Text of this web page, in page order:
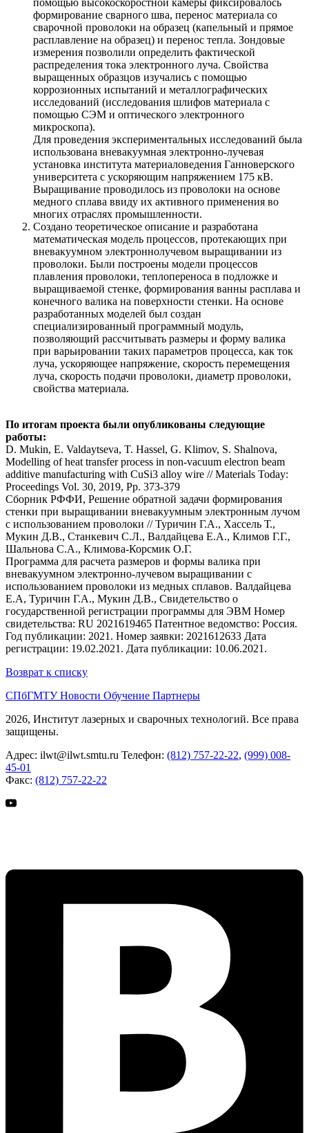
формирование сварного шва, перенос материала со
сварочной проволоки на образец (капельный и прямое
расплавление на образец) и перенос тепла. Зондовые
измерения позволили определить фактической
распределения тока электронного луча. Свойства
выращенных образцов изучались с помощью
коррозионных испытаний и металлографических
исследований (исследования шлифов материала с
помощью СЭМ и оптического электронного
микроскопа).
Для проведения экспериментальных исследований была
использована вневакуумная электронно-лучевая
установка института материаловедения Ганноверского
университета с ускоряющим напряжением 175 кВ.
Выращивание проводилось из проволоки на основе
медного сплава ввиду их активного применения во
многих отраслях промышленности.
Создано теоретическое описание и разработана
математическая модель процессов, протекающих при
вневакуумном электроннолучевом выращивании из
проволоки. Были построены модели процессов
плавления проволоки, теплопереноса в подложке и
выращиваемой стенке, формирования ванны расплава и
конечного валика на поверхности стенки. На основе
разработанных моделей был создан
специализированный программный модуль,
позволяющий рассчитывать размеры и форму валика
при варьировании таких параметров процесса, как ток
луча, ускоряющее напряжение, скорость перемещения
луча, скорость подачи проволоки, диаметр проволоки,
свойства материала.
По итогам проекта были опубликованы следующие
работы:
D. Mukin, E. Valdaytseva, T. Hassel, G. Klimov, S. Shalnova,
Modelling of heat transfer process in non-vacuum electron beam
additive manufacturing with CuSi3 alloy wire // Materials Today:
Proceedings Vol. 30, 2019, Pp. 373-379
Сборник РФФИ, Решение обратной задачи формирования
стенки при выращивании вневакуумным электронным лучом
с использованием проволоки // Туричин Г.А., Хассель Т.,
Мукин Д.В., Станкевич С.Л., Валдайцева Е.А., Климов Г.Г.,
Шальнова С.А., Климова-Корсмик О.Г.
Программа для расчета размеров и формы валика при
вневакуумном электронно-лучевом выращивании с
использованием проволоки из медных сплавов. Валдайцева
Е.А, Туричин Г.А., Мукин Д.В., Свидетельство о
государственной регистрации программы для ЭВМ Номер
свидетельства: RU 2021619465 Патентное ведомство: Россия.
Год публикации: 2021. Номер заявки: 2021612633 Дата
регистрации: 19.02.2021. Дата публикации: 10.06.2021.
Возврат к списку
СПбГМТУНовости Обучение Партнеры
2026, Институт лазерных и сварочных технологий. Все права
защищены.
Адрес: ilwt@ilwt.smtu.ru Телефон: (812) 757-22-22, (999) 008-
45-01
Факс: (812) 757-22-22